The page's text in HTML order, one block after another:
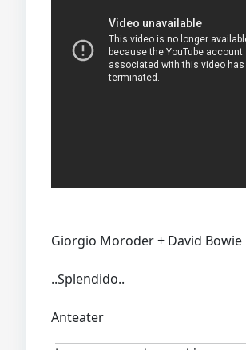
Giorgio Moroder + David Bowie
..Splendido..
Anteater